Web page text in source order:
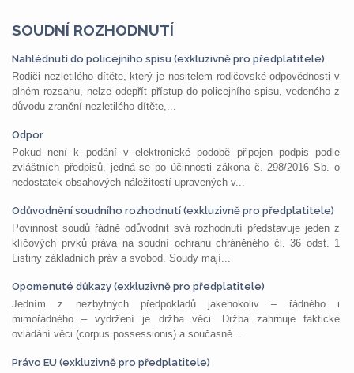
SOUDNÍ ROZHODNUTÍ
Nahlédnutí do policejního spisu (exkluzivně pro předplatitele)
Rodiči nezletilého dítěte, který je nositelem rodičovské odpovědnosti v
plném rozsahu, nelze odepřít přístup do policejního spisu, vedeného z
důvodu zranění nezletilého dítěte,...
Odpor
Pokud není k podání v elektronické podobě připojen podpis podle
zvláštních předpisů, jedná se po účinnosti zákona č. 298/2016 Sb. o
nedostatek obsahových náležitostí upravených v...
Odůvodnění soudního rozhodnutí (exkluzivně pro předplatitele)
Povinnost soudů řádně odůvodnit svá rozhodnutí představuje jeden z
klíčových prvků práva na soudní ochranu chráněného čl. 36 odst. 1
Listiny základních práv a svobod. Soudy mají...
Opomenuté důkazy (exkluzivně pro předplatitele)
Jedním z nezbytných předpokladů jakéhokoliv – řádného i
mimořádného – vydržení je držba věci. Držba zahrnuje faktické
ovládání věci (corpus possessionis) a současně...
Právo EU (exkluzivně pro předplatitele)